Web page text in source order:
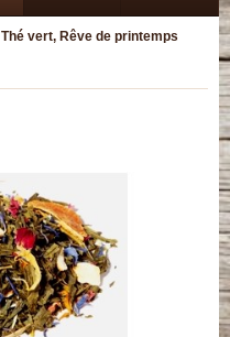
Thé vert, Rêve de printemps